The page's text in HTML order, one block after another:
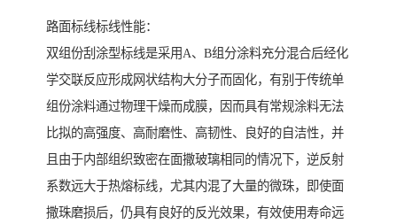
路面标线标线性能：
双组份刮涂型标线是采用A、B组分涂料充分混合后经化
学交联反应形成网状结构大分子而固化，有别于传统单
组份涂料通过物理干燥而成膜，因而具有常规涂料无法
比拟的高强度、高耐磨性、高韧性、良好的自洁性，并
且由于内部组织致密在面撒玻璃相同的情况下，逆反射
系数远大于热熔标线，尤其内混了大量的微珠，即使面
撒珠磨损后，仍具有良好的反光效果，有效使用寿命远